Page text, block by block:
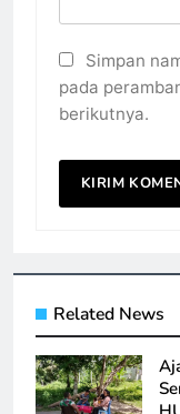
Simpan
pada
berikutnya.
Related News